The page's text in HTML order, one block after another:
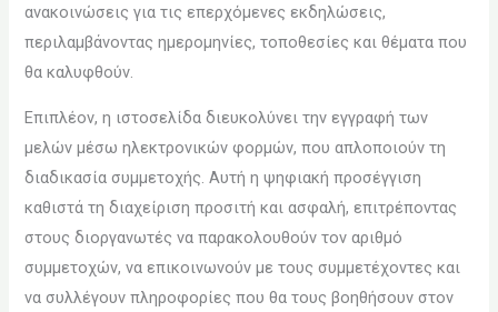
ανακοινώσεις για τις επερχόμενες εκδηλώσεις,
περιλαμβάνοντας ημερομηνίες, τοποθεσίες και θέματα που
θα καλυφθούν.
Επιπλέον, η ιστοσελίδα διευκολύνει την εγγραφή των
μελών μέσω ηλεκτρονικών φορμών, που απλοποιούν τη
διαδικασία συμμετοχής. Αυτή η ψηφιακή προσέγγιση
καθιστά τη διαχείριση προσιτή και ασφαλή, επιτρέποντας
στους διοργανωτές να παρακολουθούν τον αριθμό
συμμετοχών, να επικοινωνούν με τους συμμετέχοντες και
να συλλέγουν πληροφορίες που θα τους βοηθήσουν στον